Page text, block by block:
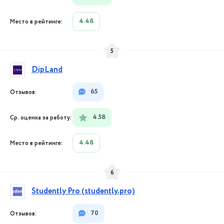
4.48
5
DipLand
65
4.58
4.48
6
Studently Pro (studently.pro)
70